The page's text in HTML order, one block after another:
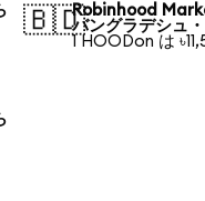
🇧🇩Robinhood
バングラデシュ
1 HOODon は